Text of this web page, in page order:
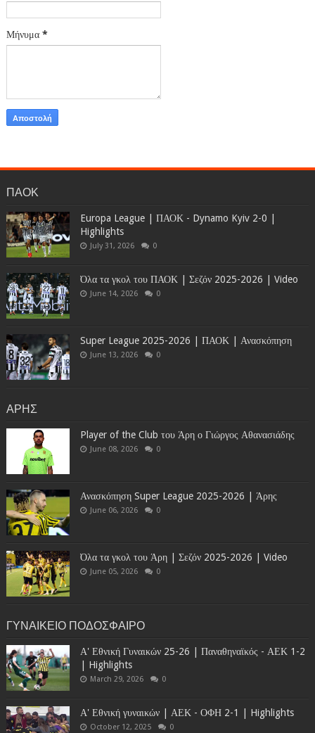
Μήνυμα *
ΠΑΟΚ
Europa League | ΠΑΟΚ - Dynamo Kyiv 2-0 |
Highlights
July 31, 2026 0
Όλα τα γκολ του ΠΑΟΚ | Σεζόν 2025-2026 | Video
June 14, 2026 0
Super League 2025-2026 | ΠΑΟΚ | Ανασκόπηση
June 13, 2026 0
ΑΡΗΣ
Player of the Club του Άρη ο Γιώργος Αθανασιάδης
June 08, 2026 0
Ανασκόπηση Super League 2025-2026 | Άρης
June 06, 2026 0
Όλα τα γκολ του Άρη | Σεζόν 2025-2026 | Video
June 05, 2026 0
ΓΥΝΑΙΚΕΙΟ ΠΟΔΟΣΦΑΙΡΟ
Α' Εθνική Γυναικών 25-26 | Παναθηναϊκός - ΑΕΚ 1-2
| Highlights
March 29, 2026 0
Α' Εθνική γυναικών | ΑΕΚ - ΟΦΗ 2-1 | Highlights
October 12, 2025 0